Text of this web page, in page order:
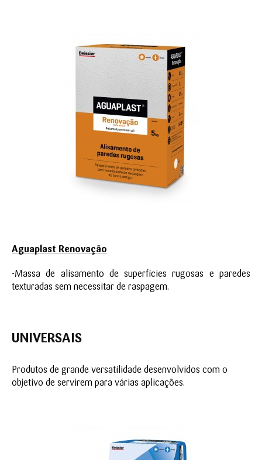
Aguaplast Renovação
-Massa de alisamento de superfícies rugosas e paredes
texturadas sem necessitar de raspagem.
UNIVERSAIS
Produtos de grande versatilidade desenvolvidos com o
objetivo de servirem para várias aplicações.